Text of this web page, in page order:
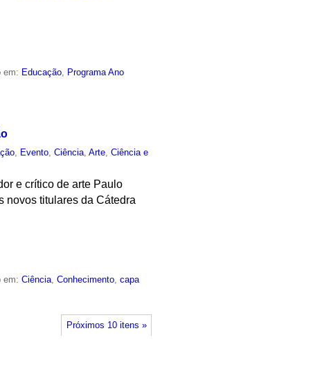
em: Educação
Programa Ano
Evento ,Ciência ,Arte ,Ciência e
e crítico de arte Paulo
novos titulares da Cátedra
em:Ciência,Conhecimento,capa
Próximos 10 itens »